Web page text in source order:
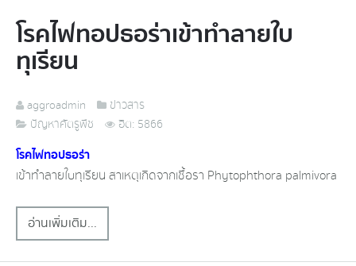
โรคไฟทอปธอร่า​เข้าทำลายใบ
ทุเรียน​
aggroadmin
ข่าวสาร
ปัญหาศัตรูพืช
ฮิต: 5866
โรคไฟทอปธอร่า​
เข้าทำลายใบทุเรียน​ สาเหตุ​เกิดจากเชื้อรา​ Phytophthora palmivora
อ่านเพิ่มเติม...